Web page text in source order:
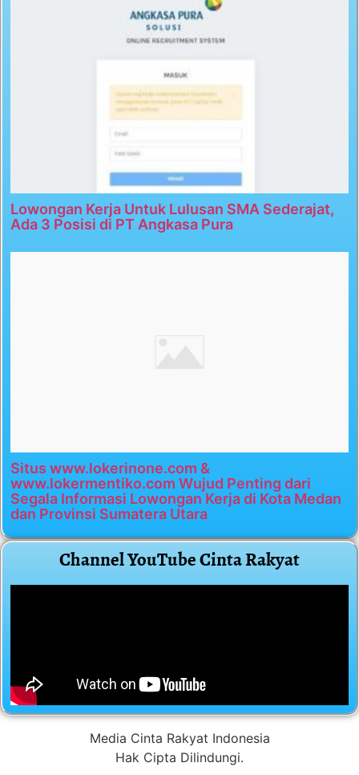
Lowongan Kerja Untuk Lulusan SMA Sederajat,
Ada 3 Posisi di PT Angkasa Pura
Situs www.lokerinone.com &
www.lokermentiko.com Wujud Penting dari
Segala Informasi Lowongan Kerja di Kota Medan
dan Provinsi Sumatera Utara
Channel YouTube Cinta Rakyat
Media Cinta Rakyat Indonesia
Hak Cipta Dilindungi.